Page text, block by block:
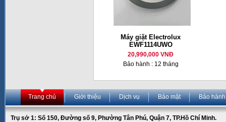
Máy giặt Electrolux
EWF1114UWO
20,990,000 VNĐ
Bảo hành : 12 tháng
Trang chủ Giới thiệu Dịch vụ Bảo mật Bảo hành
Trụ sở 1: Số 150, Đường số 9, Phường Tân Phú, Quận 7, TP.Hồ Chí Minh.